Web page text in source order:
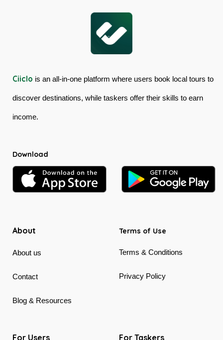
Ciiclo is an all-in-one platform where users book local tours to
discover destinations, while taskers offer their skills to earn
income.
Download
About
About us
Contact
Blog & Resources
Terms of Use
Terms & Conditions
Privacy Policy
For Users For Taskers